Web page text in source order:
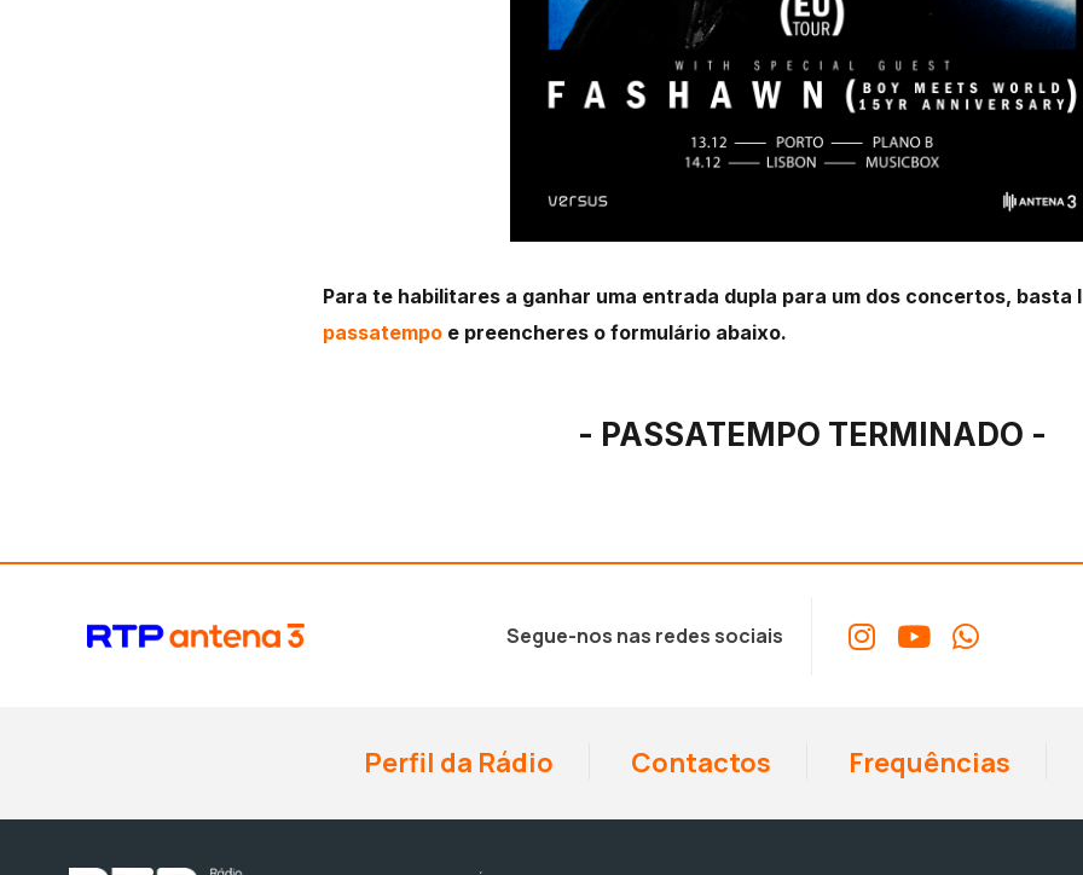
Para te habilitares a ganhar uma entrada dupla para um dos concertos, basta
passatempo e preencheres o formulário abaixo.
- PASSATEMPO TERMINADO -
Segue-nos nas redes sociais
Perfil da Rádio Contactos Frequências